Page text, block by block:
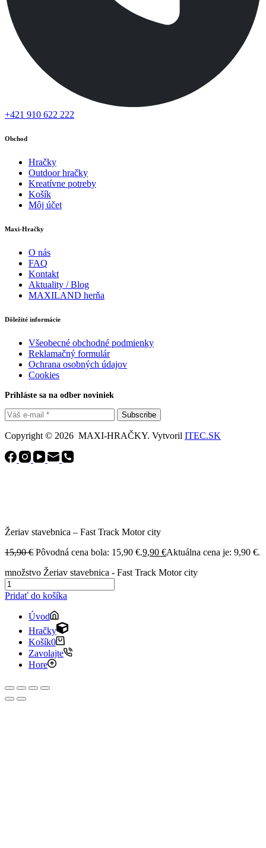
+421 910 622 222
Obchod
Hračky
Outdoor hračky
Kreatívne potreby
Košík
Môj účet
Maxi-Hračky
O nás
FAQ
Kontakt
Aktuality / Blog
MAXILAND herňa
Dôležité informácie
Všeobecné obchodné podmienky
Reklamačný formulár
Ochrana osobných údajov
Cookies
Prihláste sa na odber noviniek
Subscribe
Copyright © 2026 MAXI-HRAČKY. Vytvoril ITEC.SK
Žeriav stavebnica – Fast Track Motor city
15,90€ Pôvodná cena bola: 15,90 €.9,90 €Aktuálna cena je: 9,90 €.
množstvo Žeriav stavebnica - Fast Track Motor city
Pridať do košíka
Úvod
Hračky
Košík0
Zavolajte
Hore